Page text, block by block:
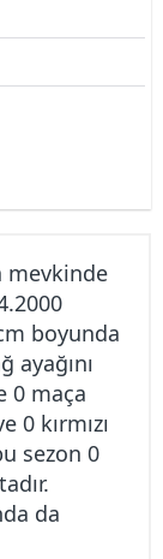
mevkinde
boyunda
ayağını
0 maça
0 kırmızı
sezon 0
da